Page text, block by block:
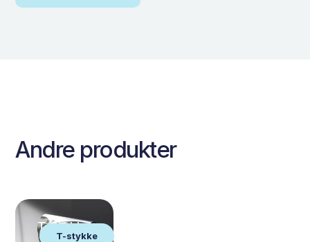
Andre produkter
T-stykke
T-stykke